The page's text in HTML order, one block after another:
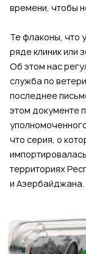
времени, чтобы
Те флаконы, что
ряде клиник или
Об этом нас
служба по
последнее
этом документе
что серия, о
территориях
и Азербайджана.